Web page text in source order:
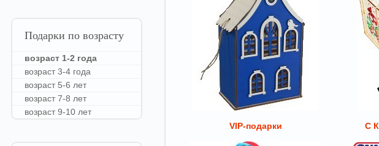
VIP-подарки С
Подарки по возрасту
возраст 1-2 года
возраст 3-4 года
возраст 5-6 лет
возраст 7-8 лет
возраст 9-10 лет